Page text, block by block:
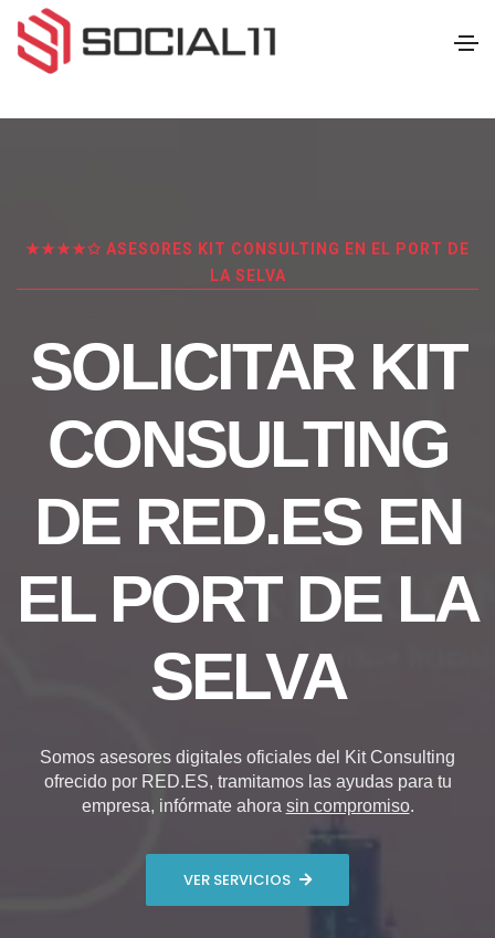
★★★★✩ ASESORES KIT CONSULTING EN EL PORT DE
LA SELVA
SOLICITAR KIT
CONSULTING
DE RED.ES EN
EL PORT DE LA
SELVA
Somos asesores digitales oficiales del Kit Consulting
ofrecido por RED.ES, tramitamos las ayudas para tu
empresa, infórmate ahora sin compromiso.
VER SERVICIOS